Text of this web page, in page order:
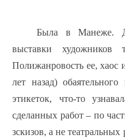
Была в Манеже.
выставки
Полижанровость ее, хаос
лет назад)
этикеток, что-то
сделанных работ – по
зскизов, а не